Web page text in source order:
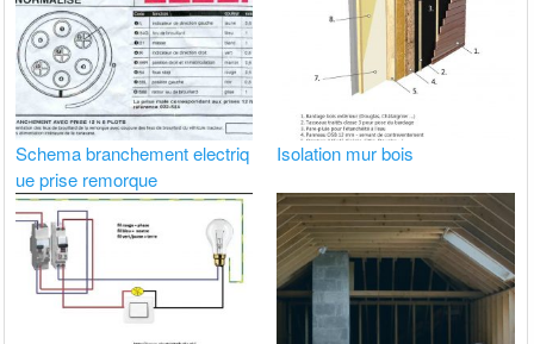
Schema branchement electriq
ue prise remorque
Isolation mur bois